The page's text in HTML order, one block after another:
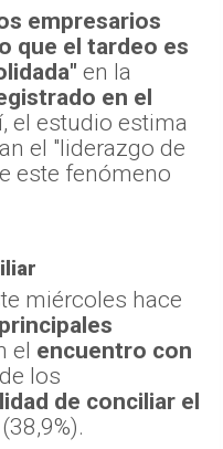
empresarios
que el tardeo es
en la
en el
el estudio estima
el "liderazgo de
este fenómeno
miércoles hace
principales
el encuentro con
los
de conciliar el
(38,9%).